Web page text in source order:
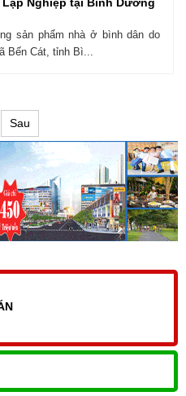
sản phẩm nhà ở bình dân do
Bến Cát, tỉnh Bì...
Sau